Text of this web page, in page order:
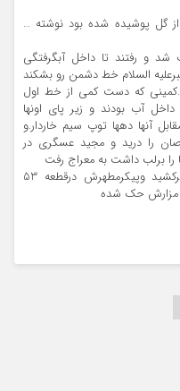
گل پوشيده شده بود نوشته …
شد و رفتند تا داخل آبگرفتگي
السلام خط دشمن رو بشکند
.کمینی که دست کمی از خط اول
آب بودند و زیر پای اونها
آنها دهها توپ سیم خاردار.و
را درید و مجید عسگری در
را برلب داشت به معراج رفت
شهيد مجيد درشب تولدش به آسمان پركشيد وپيكرمطهرش درقطعه 53
مزارش حک شده